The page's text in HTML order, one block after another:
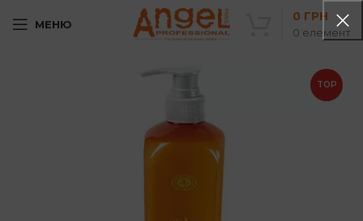
МЕНЮ
0 елемент
0 ГРН
TOP